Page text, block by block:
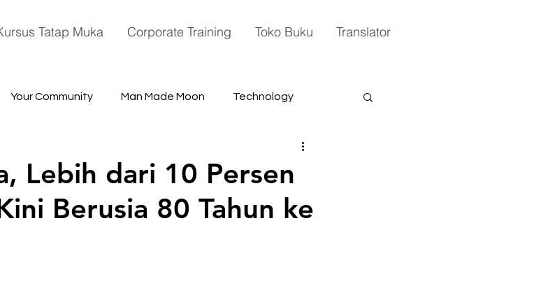
Tatap Muka Corporate Training Toko Buku Translator
Your Community Man Made Moon Technology
Lebih dari 10 Persen
Berusia 80 Tahun ke